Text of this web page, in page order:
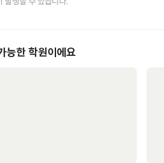
능한 학원이에요